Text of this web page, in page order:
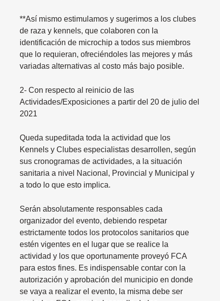
**Así mismo estimulamos y sugerimos a los clubes
de raza y kennels, que colaboren con la
identificación de microchip a todos sus miembros
que lo requieran, ofreciéndoles las mejores y más
variadas alternativas al costo más bajo posible.
2- Con respecto al reinicio de las
Actividades/Exposiciones a partir del 20 de julio del
2021
Queda supeditada toda la actividad que los
Kennels y Clubes especialistas desarrollen, según
sus cronogramas de actividades, a la situación
sanitaria a nivel Nacional, Provincial y Municipal y
a todo lo que esto implica.
Serán absolutamente responsables cada
organizador del evento, debiendo respetar
estrictamente todos los protocolos sanitarios que
estén vigentes en el lugar que se realice la
actividad y los que oportunamente proveyó FCA
para estos fines. Es indispensable contar con la
autorización y aprobación del municipio en donde
se vaya a realizar el evento, la misma debe ser